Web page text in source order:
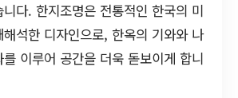
다. 한지조명은 전통적인 한국의 미
석한 디자인으로, 한옥의 기와와 나
이루어 공간을 더욱 돋보이게 합니